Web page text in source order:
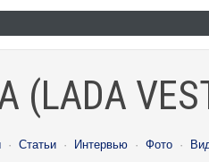
· Статьи · Интервью · Фото ·